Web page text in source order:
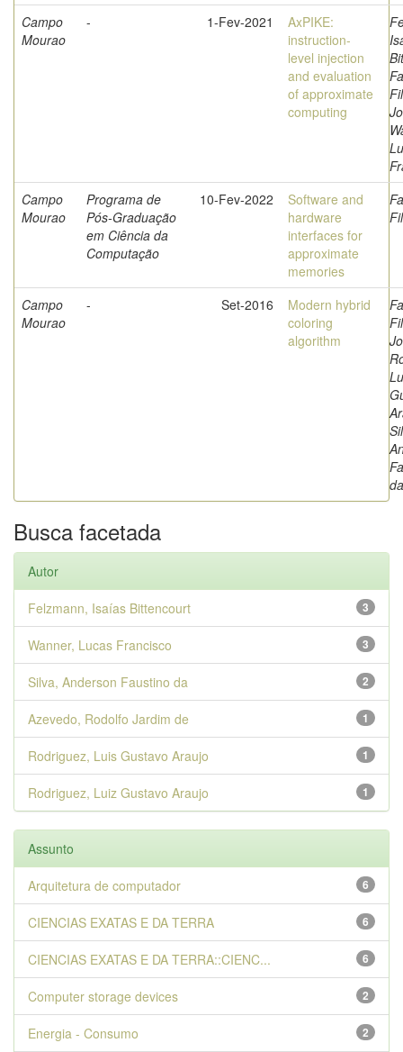
Campo
Mourao
- 1-Fev-2021
AxPIKE:
instruction-
level injection
and evaluation
of approximate
computing
Campo
Mourao
Programa de
Pós-Graduação
em Ciência da
Computação
10-Fev-2022
Software and
hardware
interfaces for
approximate
memories
Campo
Mourao
- Set-2016
Modern hybrid
coloring
algorithm
da
Busca facetada
Autor
3
Felzmann, Isaías Bittencourt
3
Wanner, Lucas Francisco
2
Silva, Anderson Faustino da
1
Azevedo, Rodolfo Jardim de
1
Rodriguez, Luis Gustavo Araujo
1
Rodriguez, Luiz Gustavo Araujo
Assunto
6
Arquitetura de computador
6
CIENCIAS EXATAS E DA TERRA
6
CIENCIAS EXATAS E DA TERRA::CIENC...
2
Computer storage devices
2
Energia - Consumo